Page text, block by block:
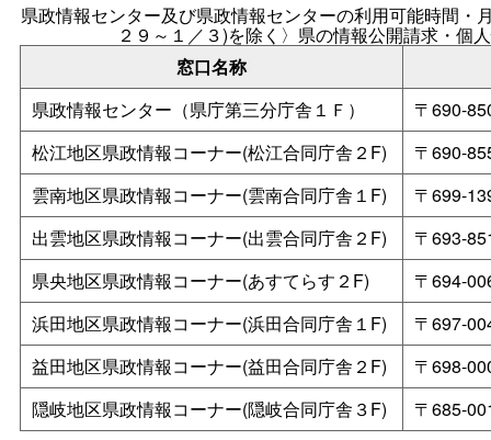
県政情報センター及び県政情報センターの利用可能時間
２９～１／３)を除く〉県の情報公開請求・個
窓口名称
県政情報センター（県庁第三分庁舎１Ｆ）
〒690-
松江地区県政情報コーナー(松江合同庁舎２F)
〒690-
雲南地区県政情報コーナー(雲南合同庁舎１F)
〒699-
出雲地区県政情報コーナー(出雲合同庁舎２F)
〒693-
県央地区県政情報コーナー(あすてらす２F)
〒694-
浜田地区県政情報コーナー(浜田合同庁舎１F)
〒697-
益田地区県政情報コーナー(益田合同庁舎２F)
〒698-
隠岐地区県政情報コーナー(隠岐合同庁舎３F)
〒685-